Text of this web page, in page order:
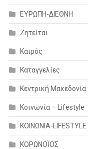
ΕΥΡΩΠΗ-ΔΙΕΘΝΗ
Ζητείται
Καιρός
Καταγγελίες
Κεντρική Μακεδονία
Κοινωνία – Lifestyle
ΚΟΙΝΩΝΙΑ-LIFESTYLE
ΚΟΡΩΝΟΪΟΣ